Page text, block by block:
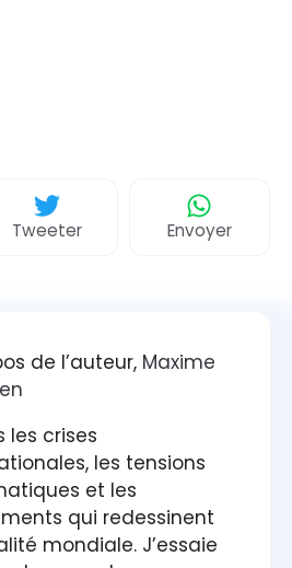
Tweeter Envoyer
de l’auteur, Maxime
les crises
les tensions
et les
qui redessinent
mondiale. J’essaie